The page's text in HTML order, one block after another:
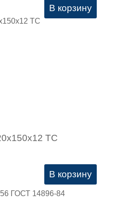
В корзину
ТС
В корзину